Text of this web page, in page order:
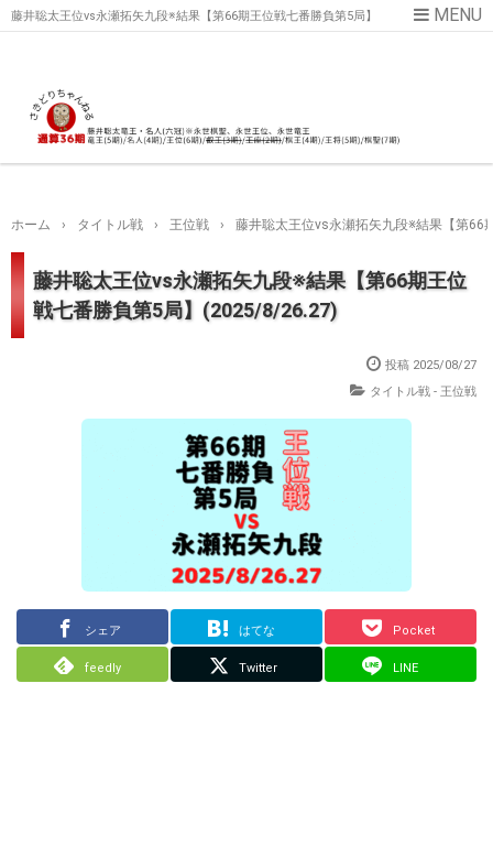
藤井聡太王位vs永瀬拓矢九段※結果【第66期王位戦七番勝負第5局】
ホーム › タイトル戦 › 王位戦 › 藤井聡太王位vs永瀬拓矢九段※結果【第
藤井聡太王位vs永瀬拓矢九段※結果【第66期王位
戦七番勝負第5局】(2025/8/26.27)
投稿 2025/08/27
タイトル戦 - 王位戦
シェア はてな Pocket
feedly Twitter LINE